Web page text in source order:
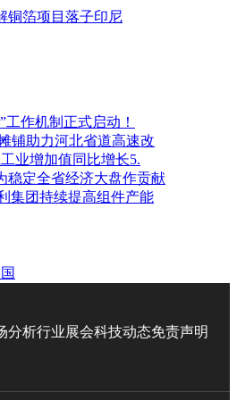
铜箔项目落子印尼
作机制正式启动！
铺助力河北省道高速改
业增加值同比增长5.
稳定全省经济大盘作贡献
集团持续提高组件产能
分析行业展会科技动态免责声明